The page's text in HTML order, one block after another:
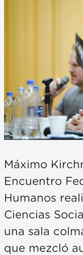
Máximo
Encuentro
Humanos
Ciencias
una sala
que mezcló